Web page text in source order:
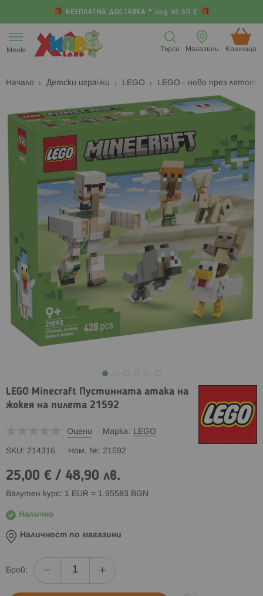
БЕЗПЛАТНА ДОСТАВКА * над 45.50 €
към
съдържанието
Меню Кошница (
Магазини
Търси
Начало Детски играчки LEGO LEGO - ново през лятото
към
галерията
изображенията
LEGO Minecraft Пустинната атака на
жокея на пилета 21592
Оцени Марка LEGO
SKU 214316 Ном. № 21592
25,00 € / 48,90 лв.
Валутен курс: 1 EUR = 1.95583 BGN
Налично
Наличност по магазини
Брой: